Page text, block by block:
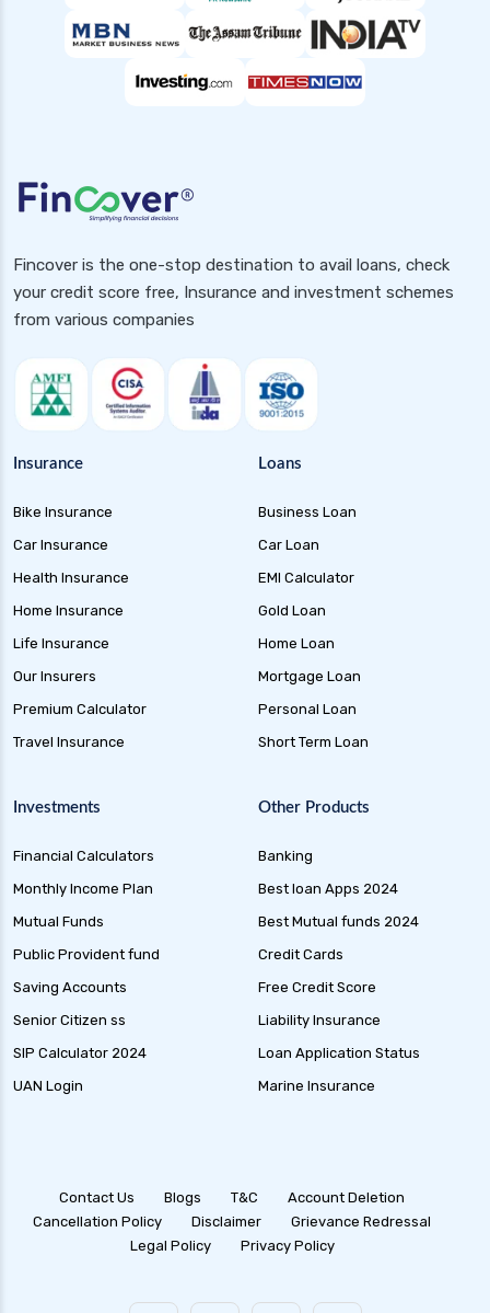
Fincover is the one-stop destination to avail loans, check
your credit score free, Insurance and investment schemes
from various companies
Insurance
Bike Insurance
Car Insurance
Health Insurance
Home Insurance
Life Insurance
Our Insurers
Premium Calculator
Travel Insurance
Loans
Business Loan
Car Loan
EMI Calculator
Gold Loan
Home Loan
Mortgage Loan
Personal Loan
Short Term Loan
Investments
Financial Calculators
Monthly Income Plan
Mutual Funds
Public Provident fund
Saving Accounts
Senior Citizen ss
SIP Calculator 2024
UAN Login
Other Products
Banking
Best loan Apps 2024
Best Mutual funds 2024
Credit Cards
Free Credit Score
Liability Insurance
Loan Application Status
Marine Insurance
Contact Us Blogs T&C
Account Deletion
Cancellation Policy
Disclaimer
Grievance Redressal
Legal Policy
Privacy Policy